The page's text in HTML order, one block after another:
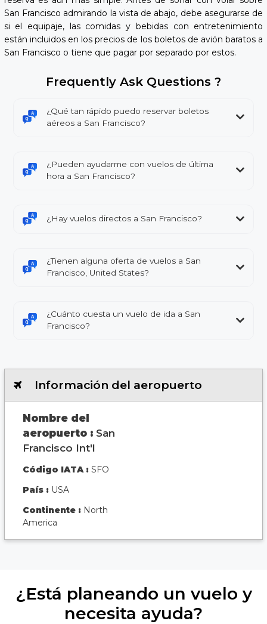
San Francisco admirando la vista de abajo, debe asegurarse de
si el equipaje, las comidas y bebidas con entretenimiento
están incluidos en los precios de los boletos de avión baratos a
San Francisco o tiene que pagar por separado por estos.
Frequently Ask Questions ?
¿Qué tan rápido puedo reservar boletos
aéreos a San Francisco?
¿Pueden ayudarme con vuelos de última
hora a San Francisco?
¿Hay vuelos directos a San Francisco?
¿Tienen alguna oferta de vuelos a San
Francisco, United States?
¿Cuánto cuesta un vuelo de ida a San
Francisco?
Información del aeropuerto
Nombre del
aeropuerto : San
Francisco Int'l
Código IATA : SFO
País : USA
Continente : North
America
¿Está planeando un vuelo y
necesita ayuda?